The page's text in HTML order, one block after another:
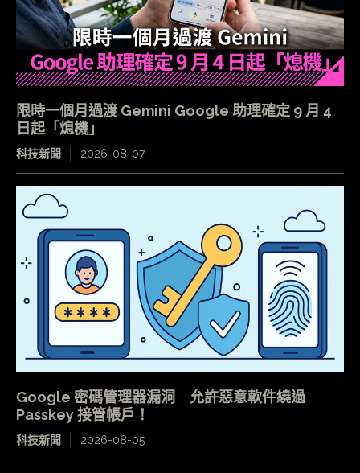
限時一個月過渡 Gemini Google 助理確定 9 月 4
日起「熄機」
科技新聞 2026-08-07
Google 密碼管理器漏洞 允許惡意軟件繞過
Passkey 接管帳戶！
科技新聞 2026-08-05